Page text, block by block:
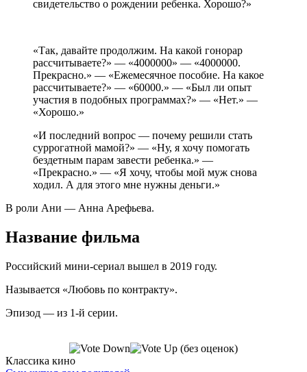
свидетельство о рождении ребенка. Хорошо?»
«Так, давайте продолжим. На какой гонорар
рассчитываете?» — «4000000» — «4000000.
Прекрасно.» — «Ежемесячное пособие. На какое
рассчитываете?» — «60000.» — «Был ли опыт
участия в подобных программах?» — «Нет.» —
«Хорошо.»
«И последний вопрос — почему решили стать
суррогатной мамой?» — «Ну, я хочу помогать
бездетным парам завести ребенка.» —
«Прекрасно.» — «Я хочу, чтобы мой муж снова
ходил. А для этого мне нужны деньги.»
В роли Ани — Анна Арефьева.
Название фильма
Российский мини-сериал вышел в 2019 году.
Называется «Любовь по контракту».
Эпизод — из 1-й серии.
(без оценок)
Классика кино